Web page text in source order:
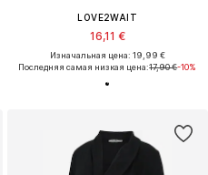
LOVE2WAIT
16,11 €
Изначальная цена: 19,99 €
Последняя самая низкая цена:17,90 €-10%